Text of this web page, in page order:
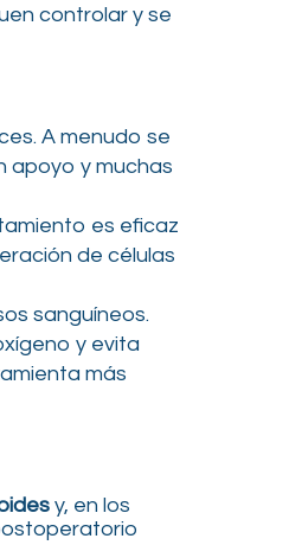
controlar y se
A menudo se
apoyo y muchas
es eficaz
de células
sanguíneos.
y evita
más
y, en los